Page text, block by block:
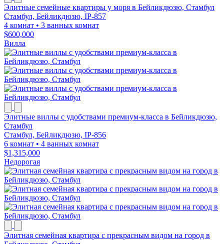
Элитные семейные квартиры у моря в Бейликдюзю, Стамбул
Стамбул, Бейликдюзю, IP-857
4 комнат • 3 ванных комнат
$600,000
Вилла
Элитные виллы с удобствами премиум-класса в Бейликдюзю,
Стамбул
Стамбул, Бейликдюзю, IP-856
6 комнат • 4 ванных комнат
$1,315,000
Недорогая
Элитная семейная квартира с прекрасным видом на город в